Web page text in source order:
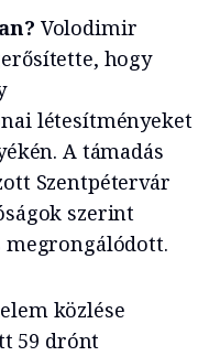
Volodimir
hogy
létesítményeket
A támadás
Szentpétervár
szerint
közlése
59 drónt